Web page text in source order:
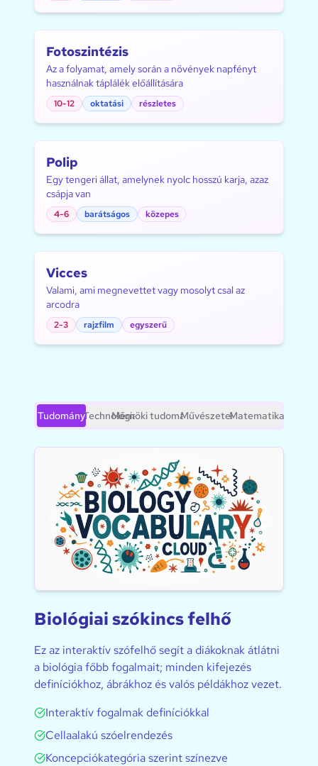
Fotoszintézis
Az a folyamat, amely során a növények napfényt
használnak táplálék előállítására
10-12 oktatási részletes
Polip
Egy tengeri állat, amelynek nyolc hosszú karja, azaz
csápja van
4-6 barátságos közepes
Vicces
Valami, ami megnevettet vagy mosolyt csal az
arcodra
2-3 rajzfilm egyszerű
TudományTechnológiaMérnöki tudományokMűvészetekMatematika
Biológiai szókincs felhő
Ez az interaktív szófelhő segít a diákoknak átlátni
a biológia főbb fogalmait; minden kifejezés
definíciókhoz, ábrákhoz és valós példákhoz vezet.
Interaktív fogalmak definíciókkal
Cellaalakú szóelrendezés
Koncepciókategória szerint színezve